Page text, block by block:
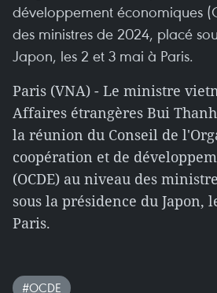
développement économiques
des ministres de 2024, placé
Japon, les 2 et 3 mai à Paris.
Paris (VNA) - Le ministre
Affaires étrangères Bui
la réunion du Conseil de
coopération et de
(OCDE) au niveau des
sous la présidence du Japon,
Paris.
#OCDE